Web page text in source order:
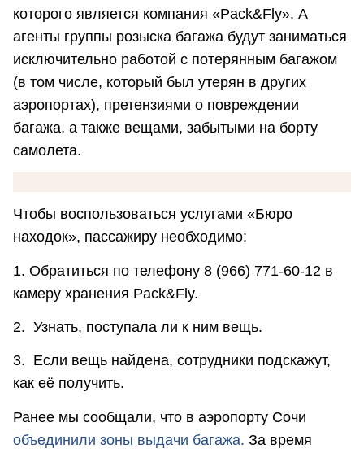
которого является компания «Pack&Fly». А
агенты группы розыска багажа будут заниматься
исключительно работой с потерянным багажом
(в том числе, который был утерян в других
аэропортах), претензиями о повреждении
багажа, а также вещами, забытыми на борту
самолета.
Чтобы воспользоваться услугами «Бюро
находок», пассажиру необходимо:
1. Обратиться по телефону 8 (966) 771-60-12 в
камеру хранения Pack&Fly.
2. Узнать, поступала ли к ним вещь.
3. Если вещь найдена, сотрудники подскажут,
как её получить.
Ранее мы сообщали, что в аэропорту Сочи
объединили зоны выдачи багажа. За время